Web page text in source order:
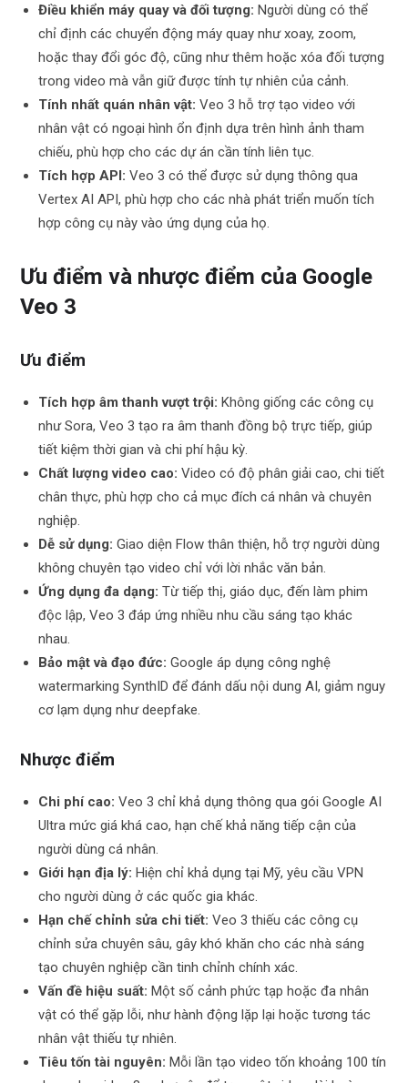
Điều khiển máy quay và đối tượng: Người dùng có thể
chỉ định các chuyển động máy quay như xoay, zoom,
hoặc thay đổi góc độ, cũng như thêm hoặc xóa đối tượng
trong video mà vẫn giữ được tính tự nhiên của cảnh.
Tính nhất quán nhân vật: Veo 3 hỗ trợ tạo video với
nhân vật có ngoại hình ổn định dựa trên hình ảnh tham
chiếu, phù hợp cho các dự án cần tính liên tục.
Tích hợp API: Veo 3 có thể được sử dụng thông qua
Vertex AI API, phù hợp cho các nhà phát triển muốn tích
hợp công cụ này vào ứng dụng của họ.
Ưu điểm và nhược điểm của Google
Veo 3
Ưu điểm
Tích hợp âm thanh vượt trội: Không giống các công cụ
như Sora, Veo 3 tạo ra âm thanh đồng bộ trực tiếp, giúp
tiết kiệm thời gian và chi phí hậu kỳ.
Chất lượng video cao: Video có độ phân giải cao, chi tiết
chân thực, phù hợp cho cả mục đích cá nhân và chuyên
nghiệp.
Dễ sử dụng: Giao diện Flow thân thiện, hỗ trợ người dùng
không chuyên tạo video chỉ với lời nhắc văn bản.
Ứng dụng đa dạng: Từ tiếp thị, giáo dục, đến làm phim
độc lập, Veo 3 đáp ứng nhiều nhu cầu sáng tạo khác
nhau.
Bảo mật và đạo đức: Google áp dụng công nghệ
watermarking SynthID để đánh dấu nội dung AI, giảm nguy
cơ lạm dụng như deepfake.
Nhược điểm
Chi phí cao: Veo 3 chỉ khả dụng thông qua gói Google AI
Ultra mức giá khá cao, hạn chế khả năng tiếp cận của
người dùng cá nhân.
Giới hạn địa lý: Hiện chỉ khả dụng tại Mỹ, yêu cầu VPN
cho người dùng ở các quốc gia khác.
Hạn chế chỉnh sửa chi tiết: Veo 3 thiếu các công cụ
chỉnh sửa chuyên sâu, gây khó khăn cho các nhà sáng
tạo chuyên nghiệp cần tinh chỉnh chính xác.
Vấn đề hiệu suất: Một số cảnh phức tạp hoặc đa nhân
vật có thể gặp lỗi, như hành động lặp lại hoặc tương tác
nhân vật thiếu tự nhiên.
Tiêu tốn tài nguyên: Mỗi lần tạo video tốn khoảng 100 tín